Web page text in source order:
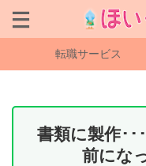
転職サービス
書類に製作･･
前にな